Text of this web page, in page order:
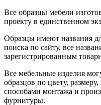
Все образцы мебели
проекту в единственном
Образцы имеют названия
поиска по сайту, все
зарегистрированным
Все мебельные изделия
образцов по цвету,
способами монтажа и
фурнитуры.